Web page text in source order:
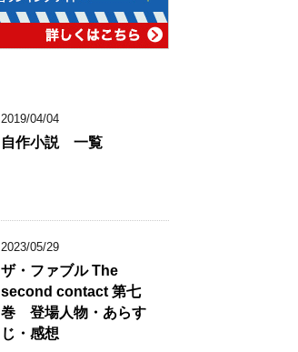
2019/04/04
自作小説 一覧
2023/05/29
ザ・ファブル The
second contact 第七
巻 登場人物・あらす
じ・感想